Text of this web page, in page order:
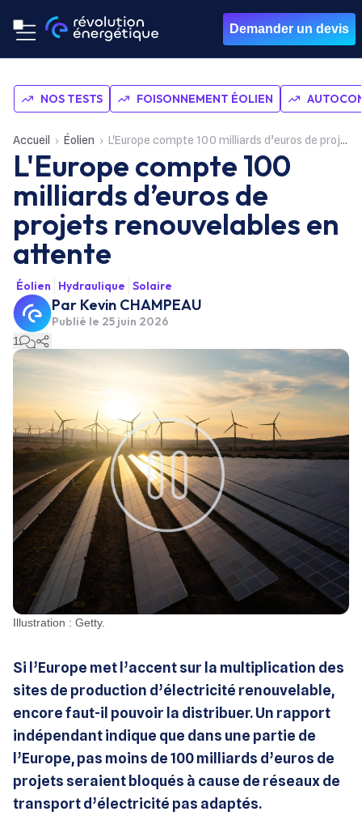
Demander un devis
NOS TESTS FOISONNEMENT ÉOLIEN
Accueil Éolien L'Europe compte 100 milliards d’euros de projets renouvelables en attente
L'Europe compte 100
milliards d’euros de
projets renouvelables en
attente
Éolien Hydraulique Solaire
Par Kevin CHAMPEAU
Publié le 25 juin 2026
1
Illustration : Getty.
Si l’Europe met l’accent sur la multiplication des
sites de production d’électricité renouvelable,
encore faut-il pouvoir la distribuer. Un rapport
indépendant indique que dans une partie de
l’Europe, pas moins de 100 milliards d’euros de
projets seraient bloqués à cause de réseaux de
transport d’électricité pas adaptés.